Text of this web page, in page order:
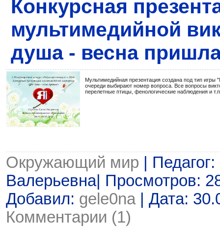
Конкурсная
мультимедийной
душа - весна
Мультимедийная презентация создана под тип
очереди выбирают номер вопроса. Все вопросы
перелетные птицы, фенологические наблюдения и
Окружающий мир |
Валерьевна| Просмотров:
Добавил: gele0na| Дата:
Комментарии (1)